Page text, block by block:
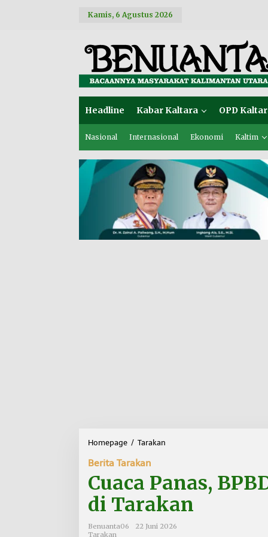
Kamis, 6 Agustus 2026
Headline Kabar Kaltara OPD
Nasional Internasional Ekonomi Kaltim
Homepage / Tarakan
a
a
a
Berita Tarakan
Cuaca Panas,
di Tarakan
Benuanta06
22 Juni 2026
Tarakan